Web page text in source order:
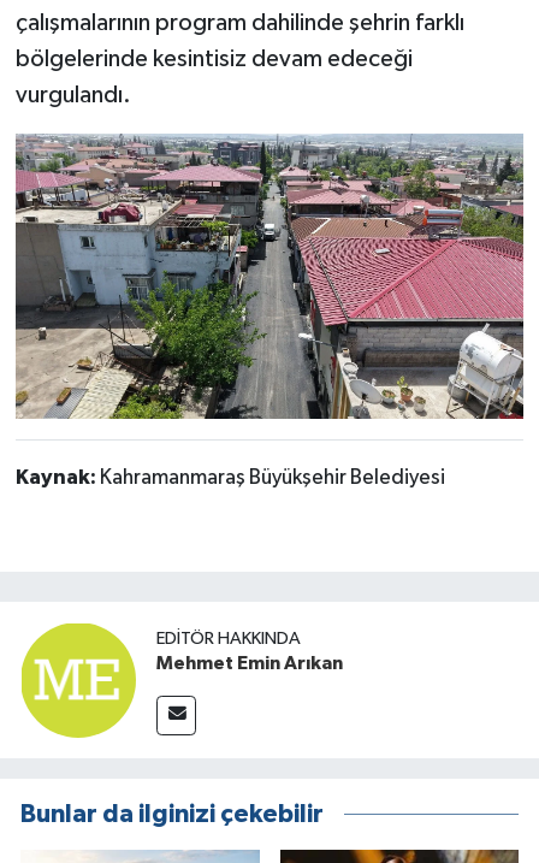
çalışmalarının program dahilinde şehrin farklı
bölgelerinde kesintisiz devam edeceği
vurgulandı.
Kaynak: Kahramanmaraş Büyükşehir Belediyesi
EDITÖR HAKKINDA
Mehmet Emin Arıkan
Bunlar da ilginizi çekebilir